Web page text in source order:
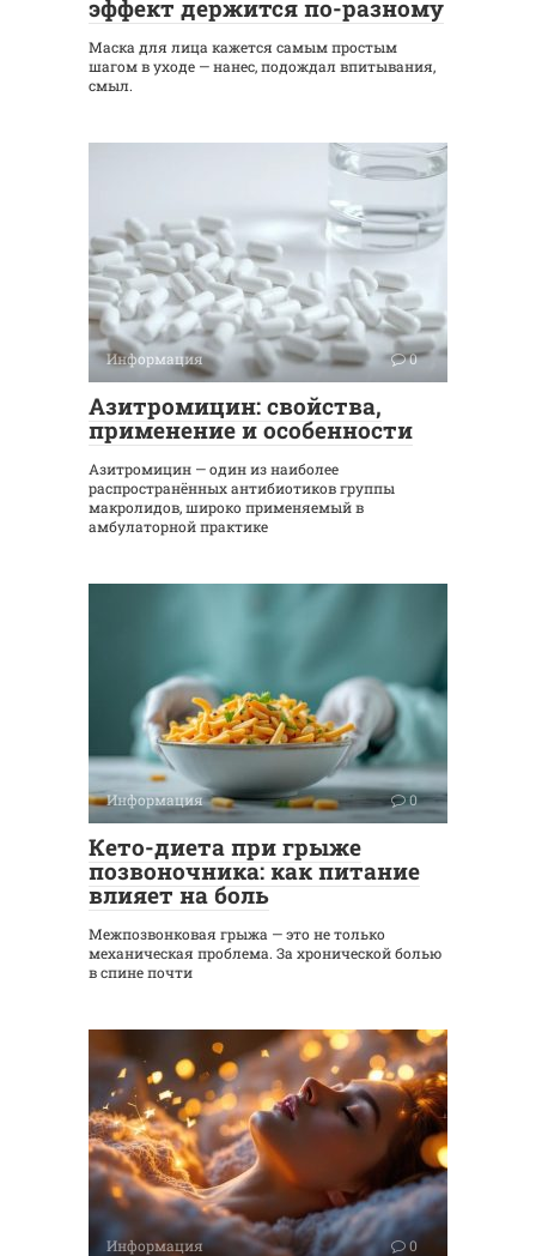
эффект держится по-разному
Маска для лица кажется самым простым
шагом в уходе — нанес, подождал впитывания,
смыл.
Информация 0
Азитромицин: свойства,
применение и особенности
Азитромицин — один из наиболее
распространённых антибиотиков группы
макролидов, широко применяемый в
амбулаторной практике
Информация 0
Кето-диета при грыже
позвоночника: как питание
влияет на боль
Межпозвонковая грыжа — это не только
механическая проблема. За хронической болью
в спине почти
Информация 0